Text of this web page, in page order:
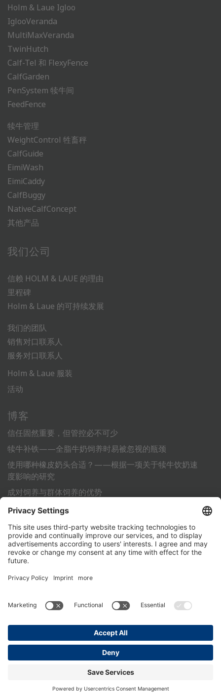
Holm & Laue Igloo
IglooVeranda
MultiMaxVeranda
TwinHutch
Calf-Tel 和 FlexyFence
CalfGarden
PenSystem 犊牛间
FeedFence
犊牛管理
WeightControl 牲畜秤
CalfGuide
EimiWash
EimiCaddy
CalfBuggy
NativeCalfConcept
其他产品
我们公司
信赖 HOLM & LAUE 的理由
里程碑
Holm & Laue 的可持续发展
我们的团队
销售对口联系人
服务对口联系人
Holm & Laue 服装
活动
博客
信任固然重要，但管控必不可少
犊牛补铁——全脂牛奶饲养时易被忽视的瓶颈
使用哪种橡皮奶头合适？——根据一项关于犊牛饮奶速
度影响的研究
成对饲养与群体饲养的优势
利用标准化作业流程 (SOP) 为犊牛的成功饲养铺平道路
其它
联系方式
PartnerPortal
版本说明